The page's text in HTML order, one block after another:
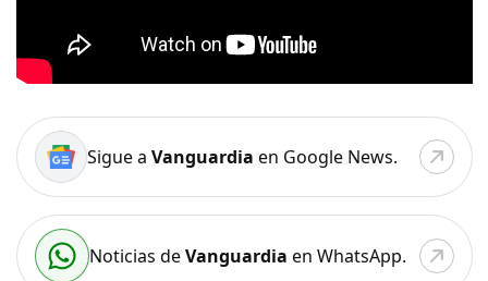
Sigue a Vanguardia en Google News.
Noticias deVanguardia en WhatsApp.